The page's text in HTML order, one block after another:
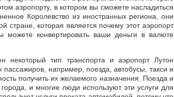
аэропорту, в котором вы сможете насладиться
Королевство из иностранных региона, они
стране, которая является почему этот аэропорт
конвертировать ваши деньги в валюте
некоторый тип транспорта и аэропорт Лутон
например, поезда, автобусы, такси и
получить их желаемого назначения. Поезда и
и многие люди используют эти услуги для